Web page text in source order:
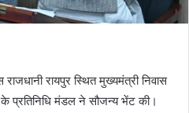
रायपुर स्थित मुख्यमंत्री निवास
प्रतिनिधि मंडल ने सौजन्य भेंट की।